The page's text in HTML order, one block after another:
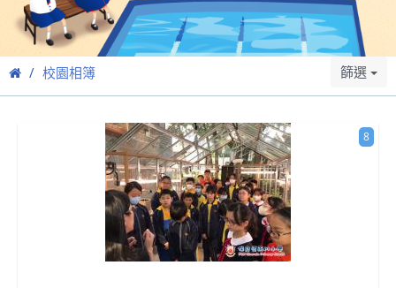
校園相簿 篩選
8